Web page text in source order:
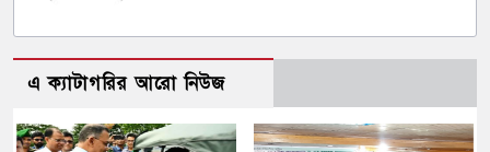
এ ক্যাটাগরির আরো নিউজ